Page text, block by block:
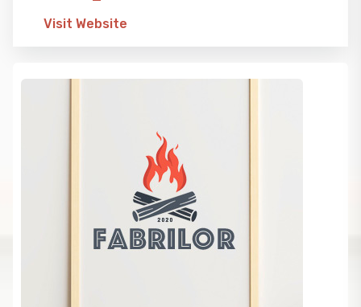
Visit Website